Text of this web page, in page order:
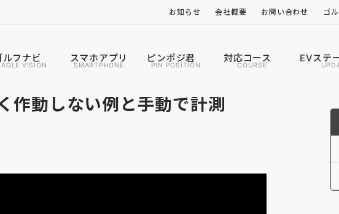
お知らせ 会社概要 お問い合わせ ゴ
カ
ルフナビ
VISION
スマホアプリ
SMARTPHONE
ピンポジ君
PIN POSITION
対応コース
COURSE
EVステ
作動しない例と手動で計測